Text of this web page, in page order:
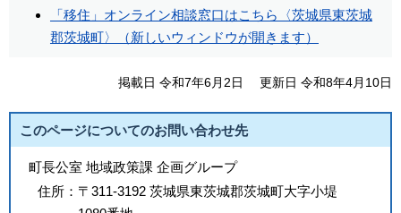
「移住」オンライン相談窓口はこちら〈茨城県東茨城
郡茨城町〉（新しいウィンドウが開きます）
掲載日 令和7年6月2日 更新日 令和8年4月10日
このページについてのお問い合わせ先
町長公室 地域政策課 企画グループ
住所： 〒311-3192 茨城県東茨城郡茨城町大字小堤